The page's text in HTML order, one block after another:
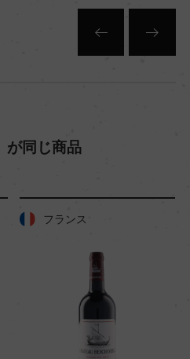
が同じ商品
フランス